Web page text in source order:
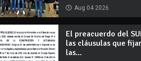
Aug 04 2026
El preacuerdo del
las cláusulas que
las...